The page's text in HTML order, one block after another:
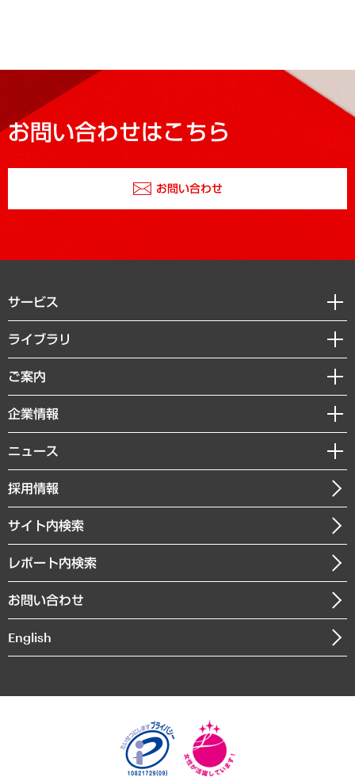
お問い合わせはこちら
お問い合わせ
サービス
経営戦略
組織・人事戦略
デジタルイノベーション
共生・ダイバーシティ
GRC（ガバナンス・リスク・コンプライアンス）・防災（政策）
経済・産業・雇用・労働
まちづくり・観光・交通・スポーツ・スマートシティ
自然資源・農林水産業・食料システム
ライブラリ
経済調査
レポート
コラム
経営用語集
受託・受注実績（官公庁関連）
メディア掲載・出演
ご案内
セミナー・イベント情報
MUFGビジネスセミナー
受託案件情報
企業情報
私たちの想い
社長メッセージ
会社概要
沿革
組織図・本部部室紹介
インドネシア現地法人
個人情報保護方針
ニュース
ニュースリリース
お知らせ
採用情報
サイト内検索
レポート内検索
お問い合わせ
English